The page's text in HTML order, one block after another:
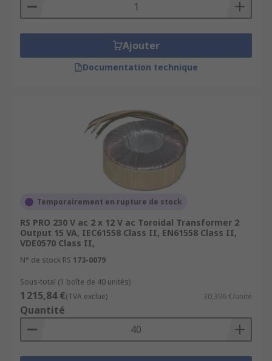
Ajouter
Documentation technique
Temporairement en rupture de stock
RS PRO 230 V ac 2 x 12 V ac Toroidal Transformer 2
Output 15 VA, IEC61558 Class II, EN61558 Class II,
VDE0570 Class II,
N° de stock RS 173-0079
Sous-total (1 boîte de 40 unités)
1 215,84 €(TVA exclue) 30,396 €/unité
Quantité